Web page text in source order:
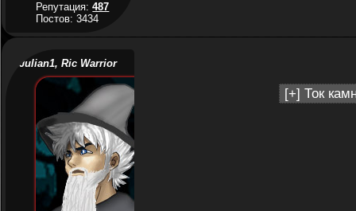
Репутация:487
Постов: 3434
Julian1, Ric Warrior